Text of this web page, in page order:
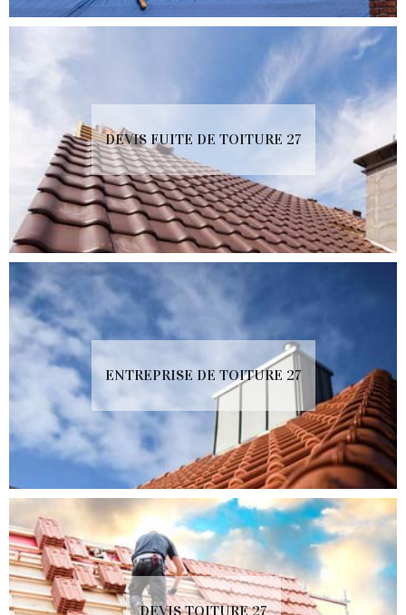
DEVIS FUITE DE TOITURE 27
ENTREPRISE DE TOITURE 27
DEVIS TOITURE 27